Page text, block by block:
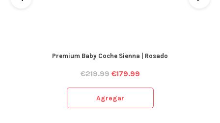
Premium Baby Coche Sienna | Rosado
€219.99 €179.99
Agregar